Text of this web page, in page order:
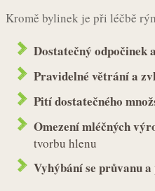
Kromě bylinek je při léčbě
Dostatečný odpočinek
Pravidelné větrání a
Pití dostatečného
Omezení mléčných
tvorbu hlenu
Vyhýbání se průvanu